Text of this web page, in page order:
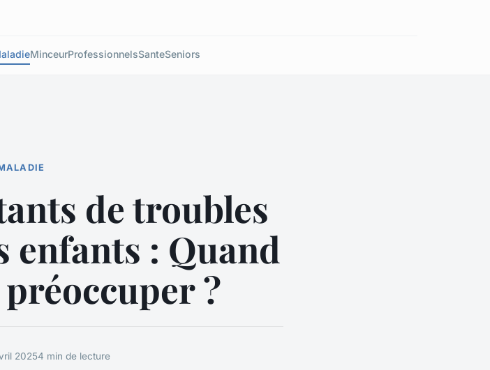
MinceurProfessionnelsSanteSeniors
de troubles
enfants : Quand
?
20254 min de lecture